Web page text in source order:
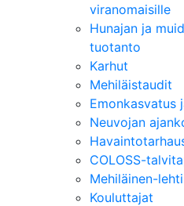
viranomaisille
Hunajan ja
tuotanto
Karhut
Mehiläistaudit
Emonkasvatus
Neuvojan
COLOSS-
Mehiläinen-
Kouluttajat